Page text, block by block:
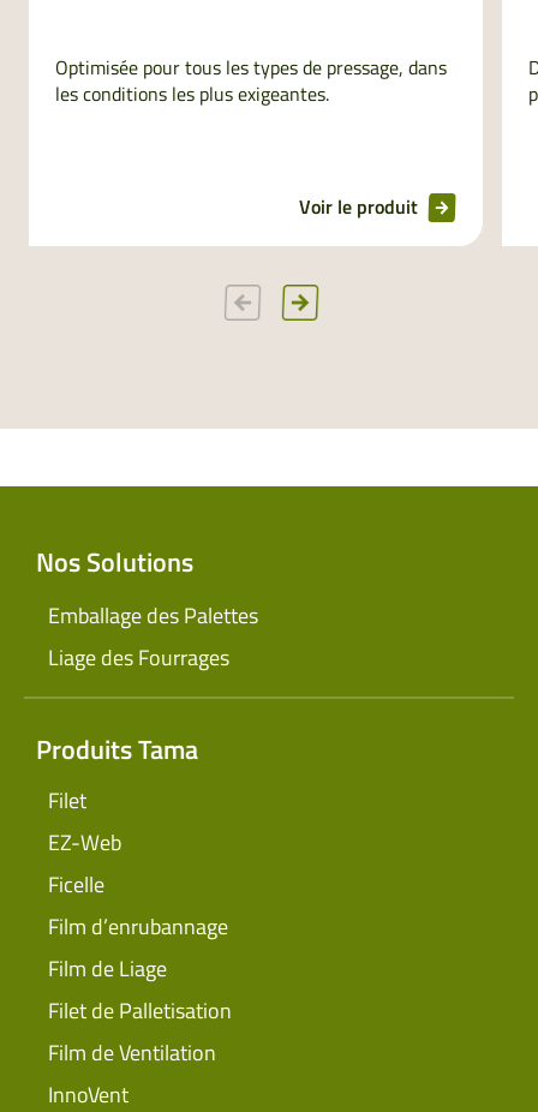
Optimisée pour tous les types de pressage, dans
les conditions les plus exigeantes.
Voir le produit
Nos Solutions
Emballage des Palettes
Liage des Fourrages
Produits Tama
Filet
EZ-Web
Ficelle
Film d’enrubannage
Film de Liage
Filet de Palletisation
Film de Ventilation
InnoVent